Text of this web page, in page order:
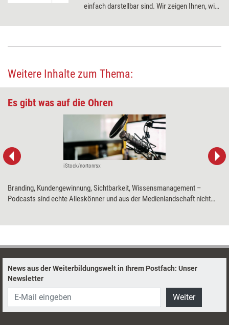
einfach darstellbar sind. Wir zeigen Ihnen, wie
Positionierung für sich finden können.
Weitere Inhalte zum Thema:
Es gibt was auf die Ohren
iStock/nortonrsx
Branding, Kundengewinnung, Sichtbarkeit, Wissensmanagement –
Podcasts sind echte Alleskönner und aus der Medienlandschaft nicht
News aus der Weiterbildungswelt in Ihrem Postfach: Unser
Newsletter
Weiter